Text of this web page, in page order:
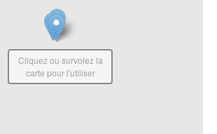
Cliquez ou survolez la
carte pour l'utiliser